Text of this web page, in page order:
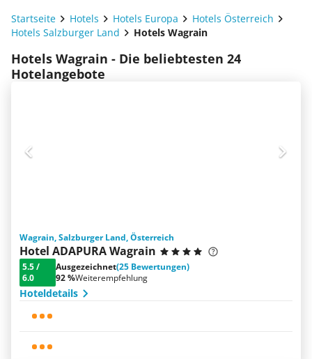
Startseite Hotels Hotels Europa
Hotels Österreich
Hotels Salzburger Land
Hotels Wagrain
Hotels Wagrain - Die beliebtesten 24
Hotelangebote
Wagrain, Salzburger Land, Österreich
Hotel ADAPURA Wagrain
5.5/
6.0
Ausgezeichnet(25 Bewertungen)
92 %Weiterempfehlung
Hoteldetails